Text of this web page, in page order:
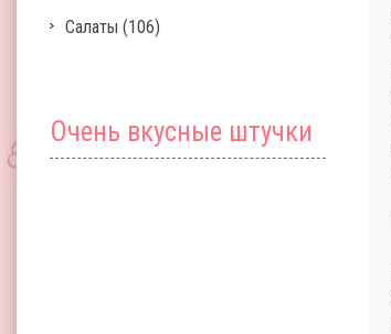
Салаты (106)
Очень вкусные штучки